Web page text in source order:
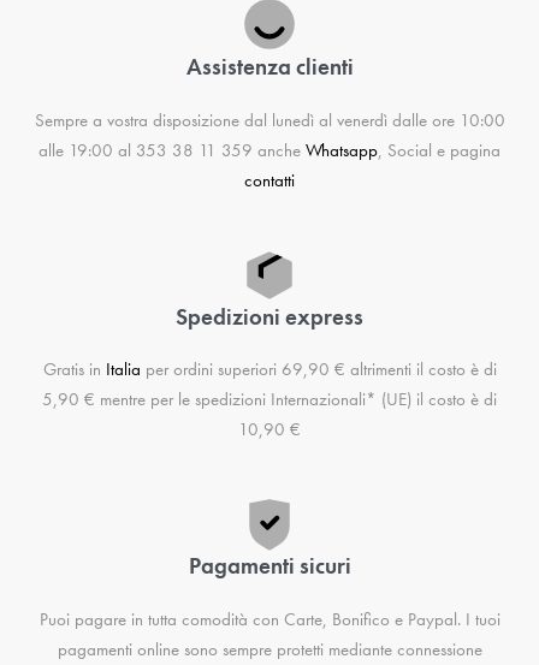
Assistenza clienti
Sempre a vostra disposizione dal lunedì al venerdì dalle ore 10:00
alle 19:00 al 353 38 11 359 anche Whatsapp, Social e pagina
contatti
Spedizioni express
Gratis in Italia per ordini superiori 69,90 € altrimenti il costo è di
5,90 € mentre per le spedizioni Internazionali* (UE) il costo è di
10,90 €
Pagamenti sicuri
Puoi pagare in tutta comodità con Carte, Bonifico e Paypal. I tuoi
pagamenti online sono sempre protetti mediante connessione